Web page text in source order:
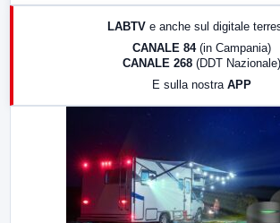
LABTV e anche sul digitale
CANALE 84 (in Campania)
CANALE 268 (DDT Nazionale)
E sulla nostra APP